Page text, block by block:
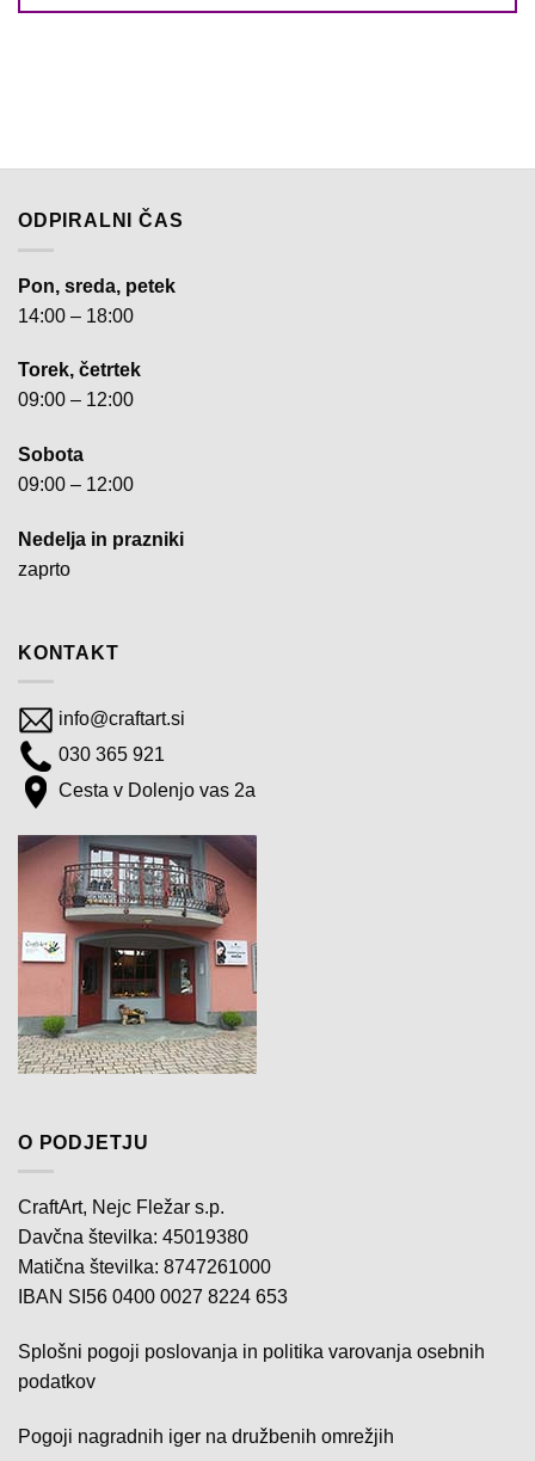
ODPIRALNI ČAS
Pon, sreda, petek
14:00 – 18:00
Torek, četrtek
09:00 – 12:00
Sobota
09:00 – 12:00
Nedelja in prazniki
zaprto
KONTAKT
info@craftart.si
030 365 921
Cesta v Dolenjo vas 2a
O PODJETJU
CraftArt, Nejc Fležar s.p.
Davčna številka: 45019380
Matična številka: 8747261000
IBAN SI56 0400 0027 8224 653
Splošni pogoji poslovanja in politika varovanja osebnih
podatkov
Pogoji nagradnih iger na družbenih omrežjih